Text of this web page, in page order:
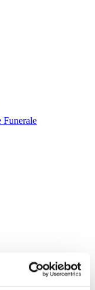
Funerale
Funerari